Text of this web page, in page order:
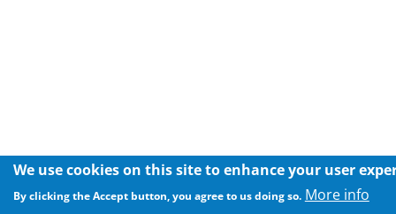
We use cookies on this site to enhance your user
By clicking the Accept button, you agree to us doing so. More info